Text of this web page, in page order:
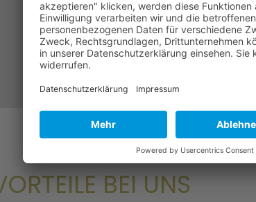
Alle Preise verstehen sich inkl. 19% MwSt.
BEI UNS